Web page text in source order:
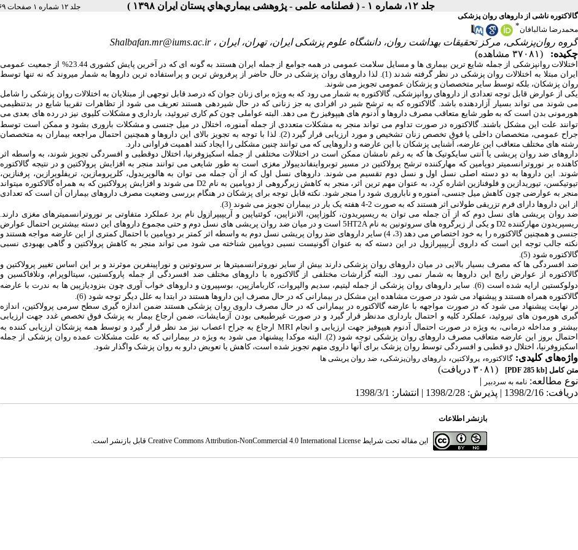
جلد ۱۲، شماره ۱ - ( فصلنامه علمی - پژوهشی بيماري‌هاي پستان ايران ۱۳۹۸ ) جلد ۱۲ شماره ۱ صفحات ۶۹-۶۷
گالاکتوره ناشی از داروهای روان ‌پزشکی
محمدرضا شالبافان*
گروه روان‌پزشکی، مرکز تحقیقات بهداشت روان، دانشگاه علوم پزشکی ایران، تهران، ایران ،Shalbafan.mr@iums.ac.ir
چکیده:
(۳۷۰۸۱ مشاهده)
اختلالات روان‏پزشکی از جمله شایع ‏ترین بیماری‏ ها و مسایل سلامت عمومی در همه جوامع از جمله ایران هستند به گونه‏ ای که در آخرین پایش کشوری 23.44% از جمعیت عمومی
ایران مبتلا به اختلالات روان‏ پزشکی در نظر گرفته شدند (
1
). لذا داروهای روان‏ پزشکی در حال حاضر از پرفروش‏ ترین و پراستفاده‏ ترین داروها به‏ شمار می‏روند که نه تنها توسط
روان‏ پزشکان، بلکه توسط سایر متخصصان و پزشکان عمومی تجویز می‏ شوند.
یکی از عوارض قابل توجه تعدادی از داروهای روان‏پزشکی، گالاکتوره به‏ شمار می‏ رود که به‏ ویژه برای زنان جوان که درصد قابل توجهی از مبتلایان به اختلالات روان‏ پزشکی را شامل
می‏ شوند می‏ تواند بسیار آزاردهنده باشد. گالاکتوره که به ترشح شیر در افرادی به جز زنانی که در حال شیردهی هستند تعریف می‏ شود از تظاهرات تقریبا شایع در بدتنظیمی
هورمونی بدن است که به طور شایع متعاقب مصرف داروها و آدنوم‏ های هیپوفیز رخ می‏ دهد. البته عواملی چون کم کاری تیروئید، بارداری و مشکلات کلیوی نیز در رده‏ های بعدی می‏
توانند علت این مشکل باشند.
گالاکتوره در صورت تداوم می‏ تواند منجر به مشکلات متعددی از جمله آمنوره، اختلال در میل جنسی و مشکلات باروری بشود و ممکن است توسط
جراح عمومی، متخصصان داخلی یا فوق تخصص زنان تشخیص و مورد ارزیابی قرار گیرد (2). لذا با توجه به تجویز بالای این داروها و همچنین احتمال مراجعه بیماران به متخصصان
رشته‏ های مختلف متعاقب این عارضه، آشنایی پزشکان با این عارضه و داروهایی که می‏ توانند چنین مشکلی را ایجاد کنند اهمیت فراوانی دارد.
داروهای ضد روان‏ پریشی یا آنتی سایکوتیک‏ ها که به‏ رغم نامشان ممکن است در اختلالات مختلفی از جمله اسکیزوفرنیا، اختلال دوقطبی و افسردگی تجویز شوند، به واسطه اثر
کاهنده بر نوروترانسمیتر دوپامین که مهارکننده ترشح پرولاکتین در مسیر توبرواینفاندیبولار مغزی است به طور شایعی می‏ توانند منجر به افزایش پرولاکتین و در نتیجه گالاکتوره
شوند. این داروها به دو دسته اصلی نسل اول و نسل دوم تقسیم می‏ شوند. داروهای نسل اول که از آن جمله می‏ توان به هالوپریدول، کلرپرومازین، تریفلوپرازین، پرفنازین،
تیوتیکسن، تیوریدازین و فلوفنازین اشاره کرد، به عنوان مهم‏ ترین اثر، منجر به کاهش زیرگروهی از دوپامین به نام D2 می‏ شوند و افزایش پرولاکتین که به همراه گالاکتوره می‏تواند
منجر به عوارضی چون کاهش میل جنسی، آمنوره و ناباروری شود را منجر شود. نکته قابل توجه برای پزشکان در هنگام بررسی وضعیت مصرف داروهای بیماران آن است که تعدادی
از این داروها دارای فرم تزریقی طولانی اثر هستند که به صورت 2-4 هفته یک بار در بیماران تجویز می‏ شوند
(
3
)
ضد روان‏ پریشی‏ های نسل دوم که از آن جمله می‏ توان به ریسپریدون، کلوزاپین، الانزاپین، کوئتیاپین و آریپیپرازول نام برد عملکرد متفاوتی بر نوروترانسمیترهای مغزی دارند.
ریسپریدون مهارکننده D2 و یکی از زیرگروه‏ های سروتونین به نام 5HT2A است و در میان ضد روان‏ پریشی‏ های نسل دوم و حتی مجموع داروهای این دسته بیشترین احتمال عوارض
جنسی و همچنین گالاکتوره را به خود اختصاص می‏ دهد (3، 4) سایر داروهای ضد روان‏ پریشی نسل دوم به واسطه اثر کمتر بر دوپامین با احتمال کمتری از این عارضه مواجه‏ هستند و
نکته جالب توجه این است که داروی آریپیپرازول در این دسته که به عنوان آگونیست نسبی دوپامین شناخته می‏ شود می‏ تواند منجر به کاهش پرولاکتین و گاهی بهبودی نسبی
گالاکتوره شود (
5
)
ضد افسردگی‏ ها که مصرف بسیار بالایی در میان داروهای روان‏ پزشکی دارند بیش از سایر نوروترانسمیترها بر سروتونین و نوراپینفرین موثرند و بر این اساس تغییر پرولاکتین و
گالاکتوره از عوارض رایج این داروها به‏ شمار نمی‏ رود. البته گزارشات مختلفی از گالاکتوره با داروهای مختلف ضد افسردگی از جمله پاروکستین، سیتالوپرام، ونلافاکسین و
دولوکستین ارایه شده است (
6
) سایر داروهای روان‏ پزشکی از جمله لیتیم، سدیم والپروات، کاربامازپین، بوسپیرون و داروهای خواب‏ آوری چون بنزودیازپین‏ ها به ندرت با عارضه
گالاکتوره همراه هستند و پیشنهاد می‏ شود در صورت مشاهده این مشکل در بیمارانی که در حال مصرف این داروها هستند در ابتدا به علل دیگر توجه شود (
6
)
در نهایت پیشنهاد می‏ شود که در صورت مواجهه با عارضه گالاکتوره در بیمارانی که در حال مصرف داروی روان‏ پزشکی هستند ضمن اندازه‏ گیری سطح سرمی پرولاکتین، اندازه‏
گیری هورمون‏ های تیروئید، عملکرد کلیه و احتمال بارداری مدنظر قرار گیرد و در صورت غیرطبیعی بودن آزمایشات، ضمن ارجاع بیمار به پزشک فوق تخصص غدد جهت ارزیابی
بیشتر و مداخله درمانی، به‏ ویژه در صورت احتمال آدنوم هیپوفیز جهت ارزیابی و انجام MRI ارجاع به جراح اعصاب نیز مد نظر قرار گیرد و توسط همه پزشکان ارزیابی کننده به
احتمال بروز این عارضه متعاقب مصرف داروهای روان‏ پزشکی توجه شود (
2
). البته موکدا پیشنهاد می‏ شود به‏ ویژه در بیمارانی که به علت مشکلات عمده روان‏ پزشکی از جمله
اسکیزوفرنیا، اختلال دو قطبی و افسردگی توسط روان‏ پزشک برای آن‏ها داروی متهم تجویز شده است، کاهش یا تعویض دارو به روان‏ پزشک واگذار شود.
واژه‌های کلیدی: گالاکتوره، پرولاکتین، داروهای روان‌پزشکی، ضد روان ‌پریشی‌ ها
متن کامل [PDF 285 kb]
(۳۰۸۱ دریافت)
نوع مطالعه: نامه به سردبیر |
دریافت: 1398/2/16 | پذیرش: 1398/2/28 | انتشار: 1398/3/1
بازنشر اطلاعات
این مقاله تحت شرایط Creative Commons Attribution-NonCommercial 4.0 International Licenseقابل بازنشر است.